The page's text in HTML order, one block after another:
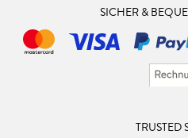
SICHER &
TRUSTED